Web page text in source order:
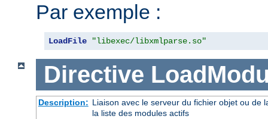
Par exemple :
LoadFile "libexec/libxmlparse.so"
Directive
Description: Liaison avec le serveur du fichier objet ou de
la liste des modules actifs